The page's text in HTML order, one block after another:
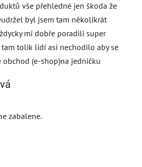
vše přehledné jen škoda že
byl jsem tam několikrát
mi dobře poradili super
tolik lidí asi nechodilo aby se
(e-shop)na jedničku
5 z 5 hvězdiček.
zabalene.
5 z 5 hvězdiček.